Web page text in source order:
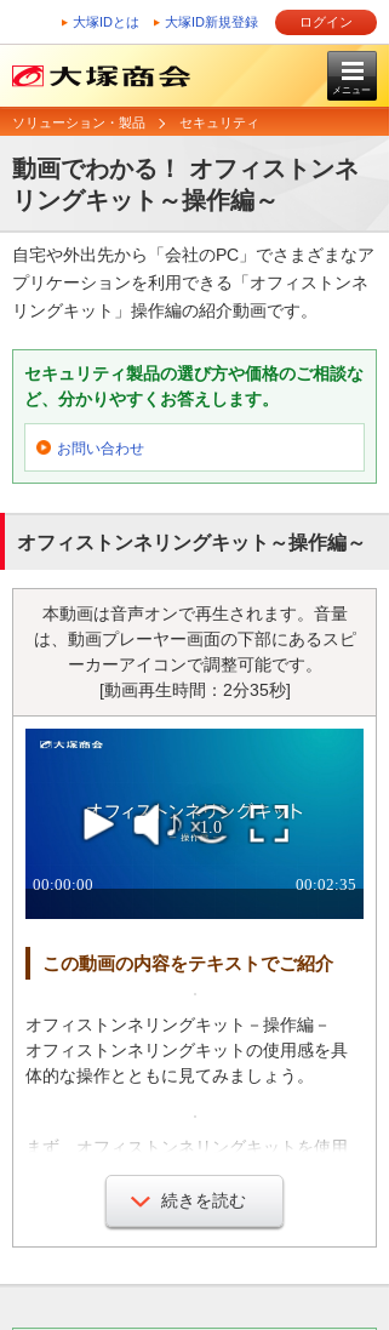
大塚IDとは 大塚ID新規登録 ログイン
メニュー
ソリューション・製品 セキュリティ
動画でわかる！ オフィストンネ
リングキット～操作編～
自宅や外出先から「会社のPC」でさまざまなア
プリケーションを利用できる「オフィストンネ
リングキット」操作編の紹介動画です。
セキュリティ製品の選び方や価格のご相談な
ど、分かりやすくお答えします。
お問い合わせ
オフィストンネリングキット～操作編～
本動画は音声オンで再生されます。音量
は、動画プレーヤー画面の下部にあるスピ
ーカーアイコンで調整可能です。
[動画再生時間：2分35秒]
この動画の内容をテキストでご紹介
オフィストンネリングキット－操作編－
オフィストンネリングキットの使用感を具
体的な操作とともに見てみましょう。
まず、オフィストンネリングキットを使用
してエクセルを操作した場合です。エクセ
ルやワードの操作はご覧の通りほとんどタ
イムラグがなく使用することが可能です。
続きを読む